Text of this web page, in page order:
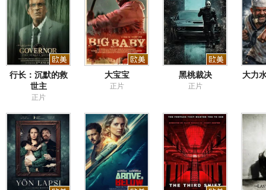
行长：沉默的救
世主
正片
大宝宝
正片
黑桃裁决
正片
大力